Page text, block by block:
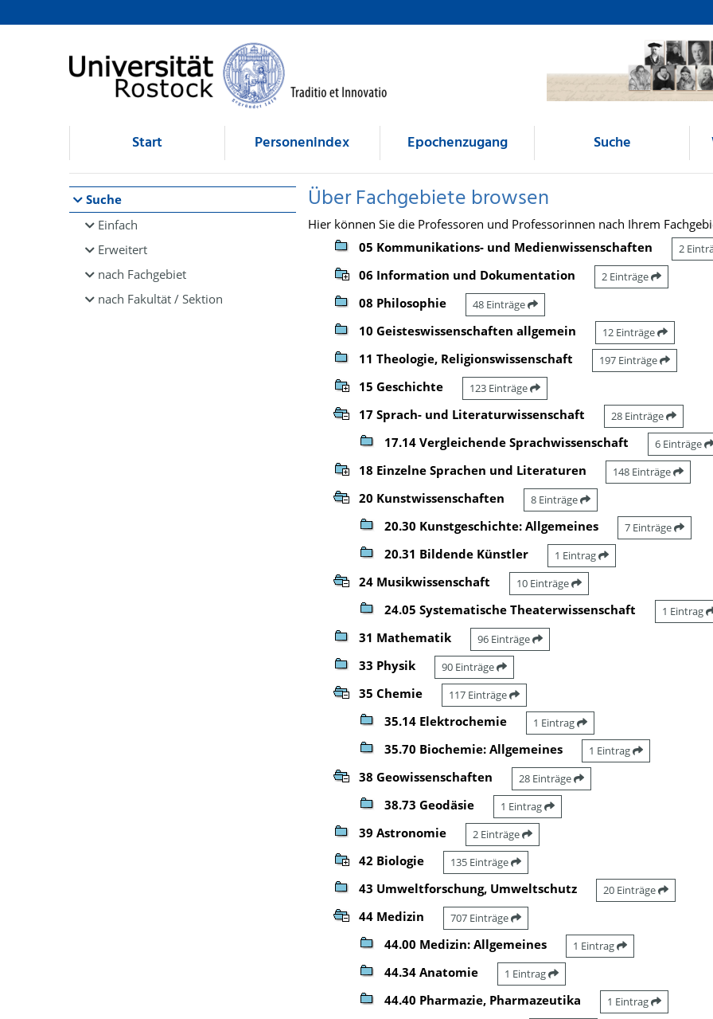
Browsen
direkt zum Inhalt
Start Personenindex Epochenzugang Suche
Suche
Einfach
Erweitert
nach Fachgebiet
nach Fakultät / Sektion
Über Fachgebiete browsen
Hier können Sie die Professoren und Professorinnen nach Ihrem
05 Kommunikations- und Medienwissenschaften
2
06 Information und Dokumentation 2 Einträge
08 Philosophie 48 Einträge
10 Geisteswissenschaften allgemein 12 Einträge
11 Theologie, Religionswissenschaft 197 Einträge
15 Geschichte 123 Einträge
17 Sprach- und Literaturwissenschaft 28 Einträge
17.14 Vergleichende Sprachwissenschaft 6 Einträge
18 Einzelne Sprachen und Literaturen 148 Einträge
20 Kunstwissenschaften 8 Einträge
20.30 Kunstgeschichte: Allgemeines 7 Einträge
20.31 Bildende Künstler 1 Eintrag
24 Musikwissenschaft 10 Einträge
24.05 Systematische Theaterwissenschaft 1 Eintrag
31 Mathematik 96 Einträge
33 Physik 90 Einträge
35 Chemie 117 Einträge
35.14 Elektrochemie 1 Eintrag
35.70 Biochemie: Allgemeines 1 Eintrag
38 Geowissenschaften 28 Einträge
38.73 Geodäsie 1 Eintrag
39 Astronomie 2 Einträge
42 Biologie 135 Einträge
43 Umweltforschung, Umweltschutz 20 Einträge
44 Medizin 707 Einträge
44.00 Medizin: Allgemeines 1 Eintrag
44.34 Anatomie 1 Eintrag
44.40 Pharmazie, Pharmazeutika 1 Eintrag